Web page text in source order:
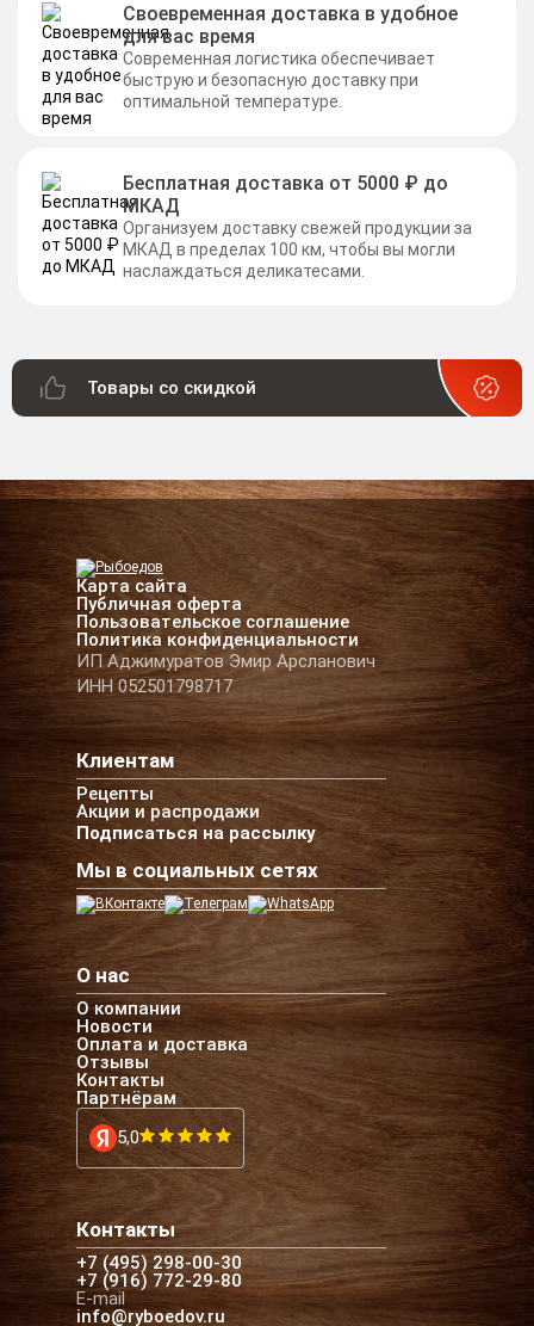
Своевременная доставка в удобное
для вас время
Современная логистика обеспечивает
быструю и безопасную доставку при
оптимальной температуре.
Бесплатная доставка от 5000 ₽ до
МКАД
Организуем доставку свежей продукции за
МКАД в пределах 100 км, чтобы вы могли
наслаждаться деликатесами.
Товары со скидкой
Карта сайта
Публичная оферта
Пользовательское соглашение
Политика конфиденциальности
ИП Аджимуратов Эмир Арсланович
ИНН 052501798717
Клиентам
Рецепты
Акции и распродажи
Подписаться на рассылку
Мы в социальных сетях
О нас
О компании
Новости
Оплата и доставка
Отзывы
Контакты
Партнёрам
5,0
Контакты
+7 (495) 298-00-30
+7 (916) 772-29-80
E-mail
info@ryboedov.ru